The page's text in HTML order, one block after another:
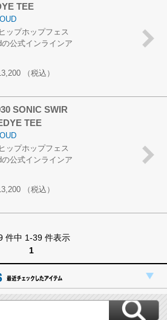
TEE
ップホップフェス
の公式インラインア
（税込）
SONIC SWIR
TEE
ップホップフェス
の公式インラインア
（税込）
件中 1-39 件表示
1